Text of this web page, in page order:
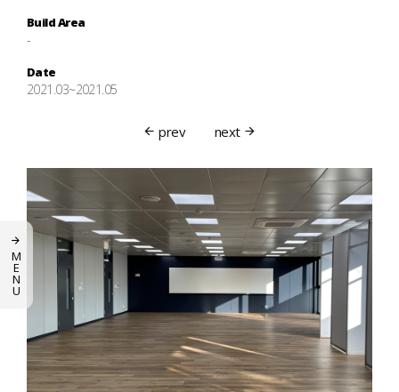
M
E
N
U
Build Area
-
Date
2021.03~2021.05
prev next